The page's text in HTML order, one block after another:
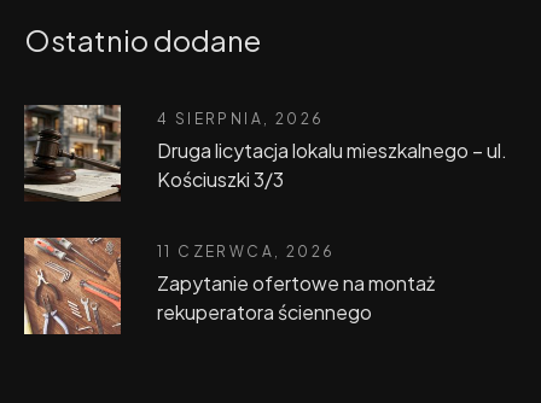
Ostatnio dodane
4 SIERPNIA, 2026
Druga licytacja lokalu mieszkalnego – ul.
Kościuszki 3/3
11 CZERWCA, 2026
Zapytanie ofertowe na montaż
rekuperatora ściennego